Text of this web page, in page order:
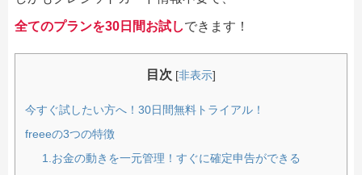
全てのプランを30日間お試しできます！
目次 [非表示]
今すぐ試したい方へ！30日間無料トライアル！
freeeの3つの特徴
1.お金の動きを一元管理！すぐに確定申告ができる